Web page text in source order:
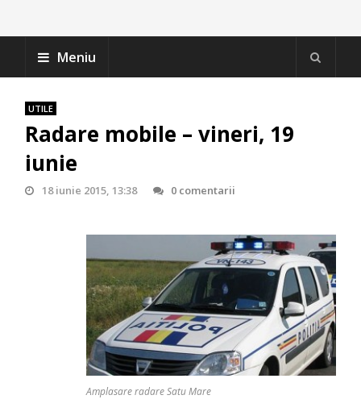
Meniu
UTILE
Radare mobile – vineri, 19
iunie
18 iunie 2015, 13:38 0 comentarii
Amplasare radare Satu Mare